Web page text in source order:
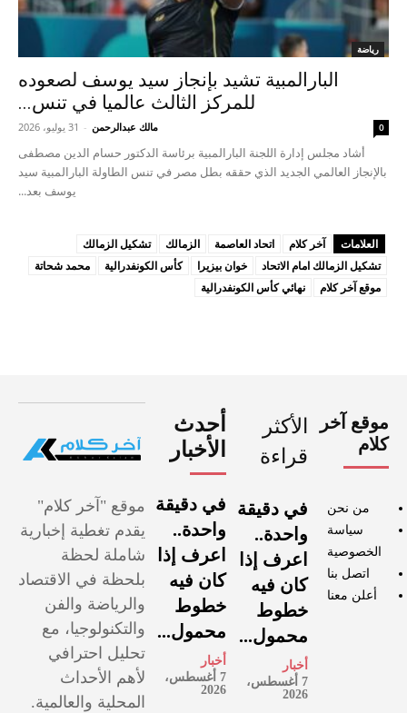
رياضة
البارالمبية تشيد بإنجاز سيد يوسف لصعوده
للمركز الثالث عالميا في تنس...
مالك عبدالرحمن - 31 يوليو، 2026 0
أشاد مجلس إدارة اللجنة البارالمبية برئاسة الدكتور حسام الدين مصطفى
بالإنجاز العالمي الجديد الذي حققه بطل مصر في تنس الطاولة البارالمبية سيد
يوسف بعد...
العلامات آخر كلام اتحاد العاصمة الزمالك
تشكيل الزمالك
تشكيل الزمالك امام الاتحاد
خوان بيزيرا كأس الكونفدرالية
محمد شحاتة
موقع آخر كلام
نهائي كأس الكونفدرالية
موقع آخر
كلام
من نحن
سياسة
الخصوصية
اتصل بنا
أعلن معنا
الأكثر
قراءة
في دقيقة
واحدة..
اعرف إذا
كان فيه
خطوط
محمول...
أخبار
7 أغسطس،
2026
أحدث
الأخبار
في دقيقة
واحدة..
اعرف إذا
كان فيه
خطوط
محمول...
أخبار
7 أغسطس،
2026
موقع "آخر كلام"
يقدم تغطية إخبارية
شاملة لحظة
بلحظة في الاقتصاد
والرياضة والفن
والتكنولوجيا، مع
تحليل احترافي
لأهم الأحداث
المحلية والعالمية.